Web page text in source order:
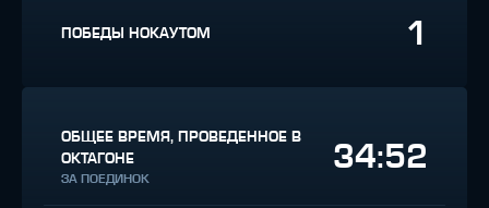
ПОБЕДЫ НОКАУТОМ 1
ОБЩЕЕ ВРЕМЯ, ПРОВЕДЕННОЕ В
ОКТАГОНЕ
ЗА ПОЕДИНОК
34:52